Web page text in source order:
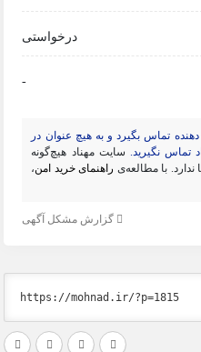
درخواستی
-
تماس بگیرد و به هیچ عنوان در
تماس نگیرید. سایت مهناد هیچ‌گونه
با مطالعه‌ی راهنمای خرید امن،
گزارش مشکل آگهی